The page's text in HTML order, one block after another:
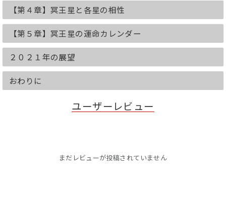
<2020年の運勢を収録>
★大運、社会運、ビジネス運、流行運
★全体運、金運、仕事運、健康運、恋愛
&結婚運、家庭運、人間関係運、
★幸せをもたらす行動、色、アイテム、
12月の月運・日運)
★コラム 1．運気の波を活かした有名
は？
【第４章】冥王星と各星の相性
【第５章】冥王星の運命カレンダー
２０２１年の展望
おわりに
ユーザーレビュー
まだレビューが投稿されていません